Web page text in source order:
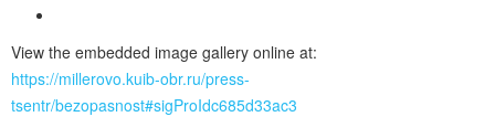
View the embedded image gallery online at:
https://millerovo.kuib-obr.ru/press-
tsentr/bezopasnost#sigProIdc685d33ac3